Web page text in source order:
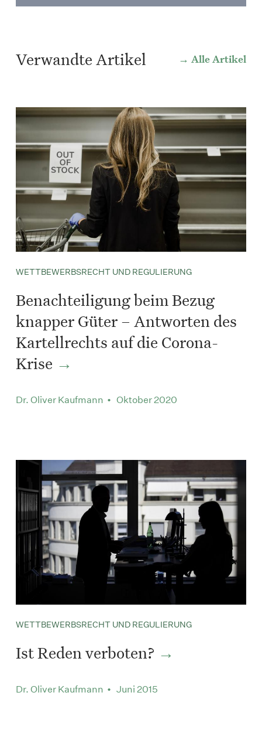
Verwandte Artikel Alle Artikel
WETTBEWERBSRECHT UND REGULIERUNG
Benachteiligung beim Bezug
knapper Güter – Antworten des
Kartellrechts auf die Corona-
Krise
Dr. Oliver Kaufmann • Oktober 2020
WETTBEWERBSRECHT UND REGULIERUNG
Ist Reden verboten?
Dr. Oliver Kaufmann • Juni 2015